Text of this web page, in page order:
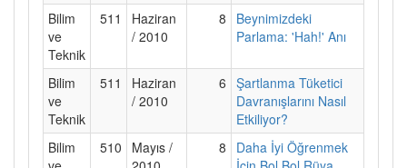
Bilim
ve
Teknik
511
Haziran
/ 2010
8
Beynimizdeki
Parlama: 'Hah!' Anı
Bilim
ve
Teknik
511
Haziran
/ 2010
6 Şartlanma Tüketici
Davranışlarını Nasıl
Etkiliyor?
Bilim
510
Mayıs /
8
Daha İyi Öğrenmek